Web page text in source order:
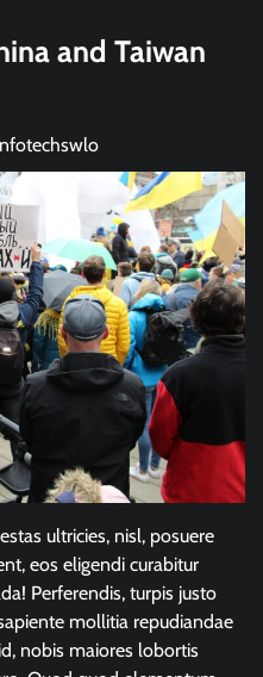
and Taiwan
ultricies, nisl, posuere
eos eligendi curabitur
Perferendis, turpis justo
mollitia repudiandae
nobis maiores lobortis